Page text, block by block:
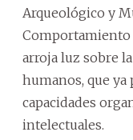
Arqueológico y
Comportamiento
arroja luz sobre
humanos, que ya
capacidades
intelectuales.